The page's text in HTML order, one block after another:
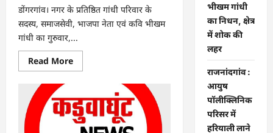
डोंगरगांव। नगर के प्रतिष्ठित गांधी परिवार के
सदस्य, समाजसेवी, भाजपा नेता एवं कवि भीखम
गांधी का गुरुवार,...
Read MoreRead
more
Rajnandgaon
समाजसेवी,
भाजपा
नेता
एवं
भीखम गांधी
का निधन, क्षेत्र
में शोक की
लहर
राजनांदगांव :
आयुष
पॉलीक्लिनिक
परिसर में
हरियाली लाने